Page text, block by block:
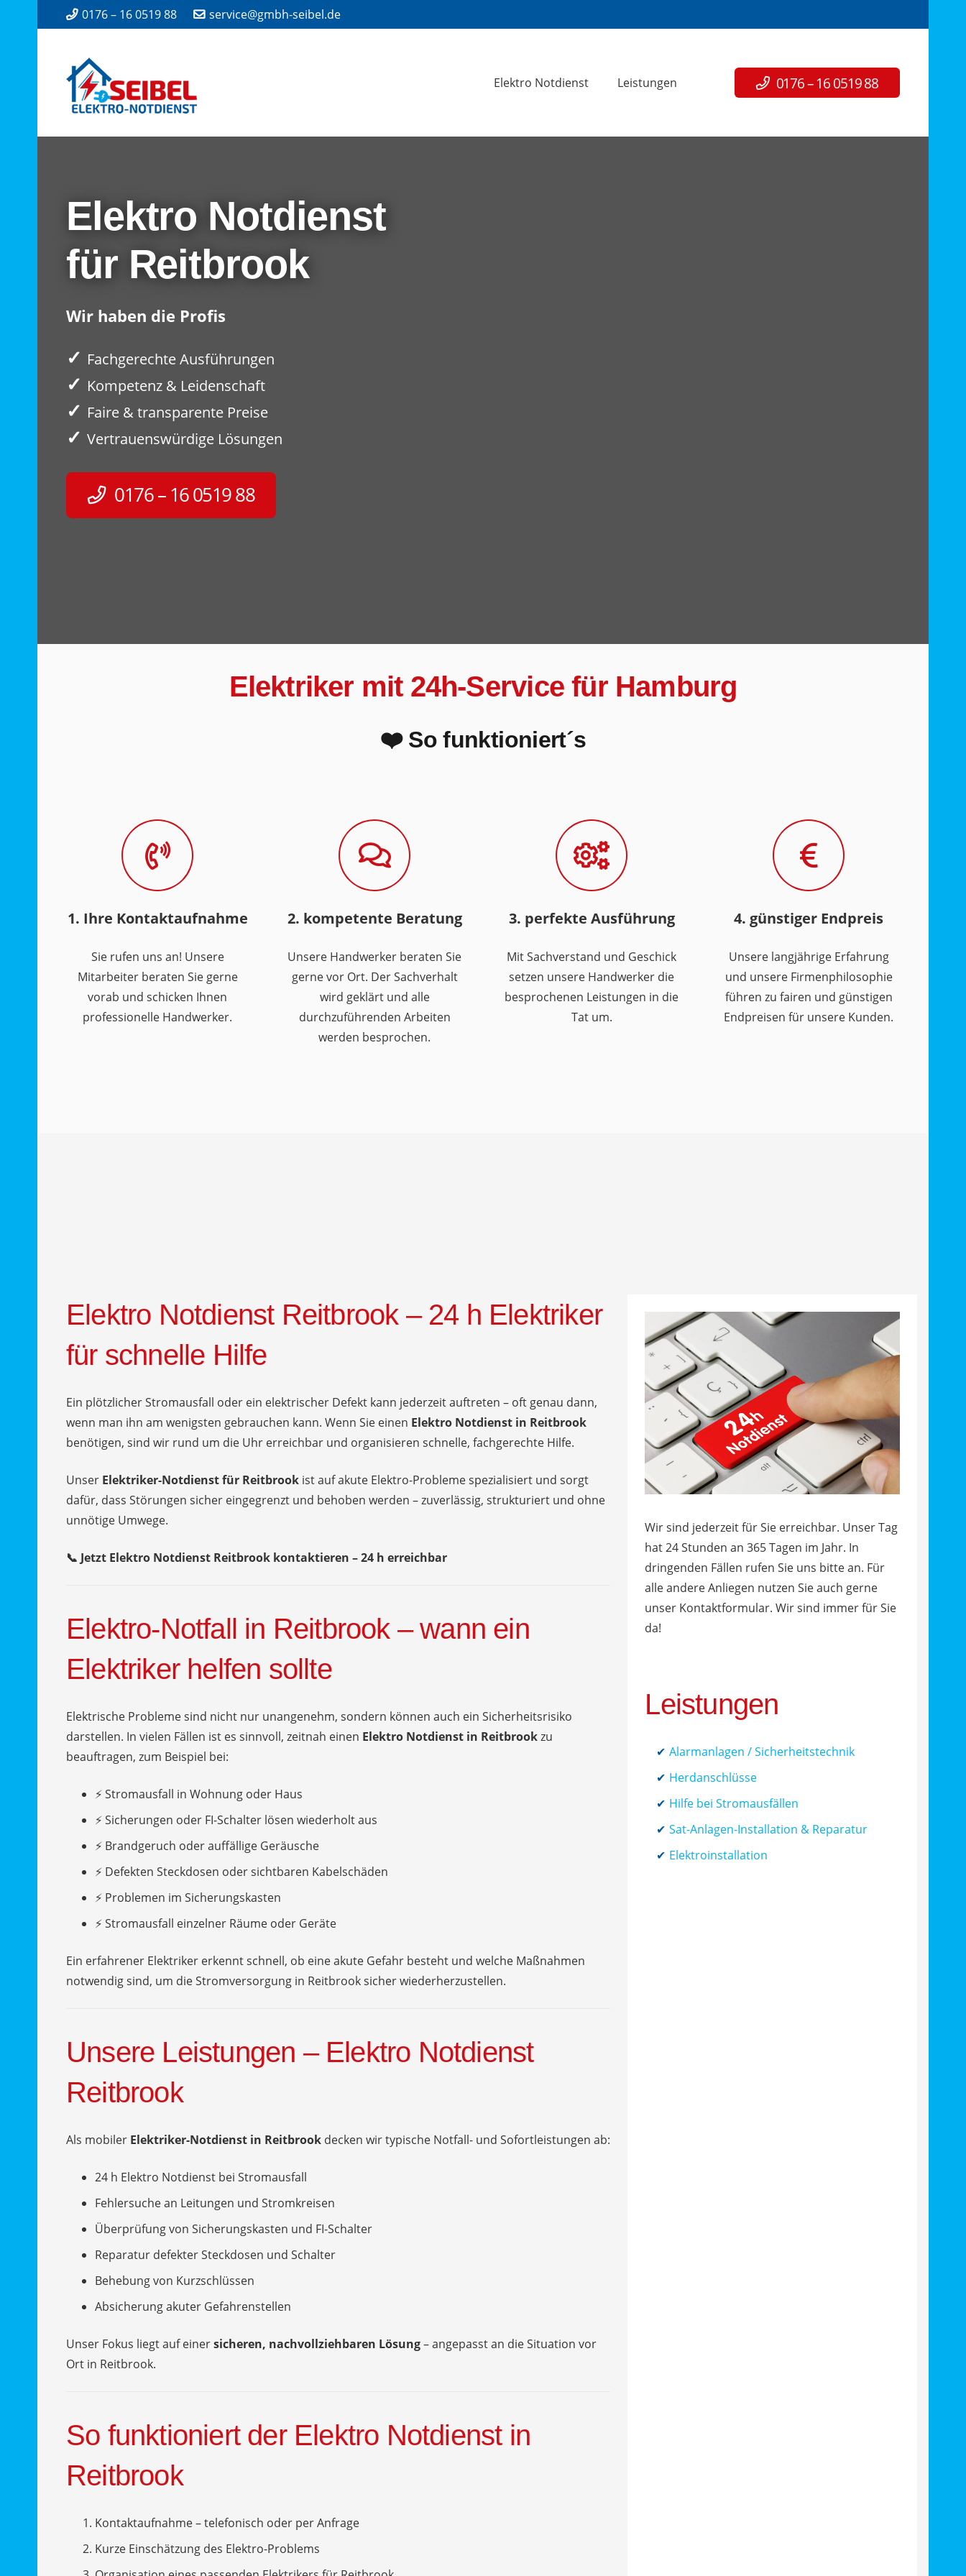
0176 – 16 0519 88 service@gmbh-seibel.de
Elektro Notdienst Leistungen 0176 – 16 0519 88
Elektro Notdienst
für Reitbrook
Wir haben die Profis
✓ Fachgerechte Ausführungen
✓ Kompetenz & Leidenschaft
✓ Faire & transparente Preise
✓ Vertrauenswürdige Lösungen
0176 – 16 0519 88
Elektriker mit 24h-Service für Hamburg
❤️ So funktioniert´s
1. Ihre Kontaktaufnahme
Sie rufen uns an! Unsere
Mitarbeiter beraten Sie gerne
vorab und schicken Ihnen
professionelle Handwerker.
2. kompetente Beratung
Unsere Handwerker beraten Sie
gerne vor Ort. Der Sachverhalt
wird geklärt und alle
durchzuführenden Arbeiten
werden besprochen.
3. perfekte Ausführung
Mit Sachverstand und Geschick
setzen unsere Handwerker die
besprochenen Leistungen in die
Tat um.
4. günstiger Endpreis
Unsere langjährige Erfahrung
und unsere Firmenphilosophie
führen zu fairen und günstigen
Endpreisen für unsere Kunden.
Elektro Notdienst Reitbrook – 24 h Elektriker
für schnelle Hilfe
Ein plötzlicher Stromausfall oder ein elektrischer Defekt kann jederzeit auftreten – oft genau dann,
wenn man ihn am wenigsten gebrauchen kann. Wenn Sie einen Elektro Notdienst in Reitbrook
benötigen, sind wir rund um die Uhr erreichbar und organisieren schnelle, fachgerechte Hilfe.
Unser Elektriker-Notdienst für Reitbrook ist auf akute Elektro-Probleme spezialisiert und sorgt
dafür, dass Störungen sicher eingegrenzt und behoben werden – zuverlässig, strukturiert und ohne
unnötige Umwege.
📞 Jetzt Elektro Notdienst Reitbrook kontaktieren – 24 h erreichbar
Elektro-Notfall in Reitbrook – wann ein
Elektriker helfen sollte
Elektrische Probleme sind nicht nur unangenehm, sondern können auch ein Sicherheitsrisiko
darstellen. In vielen Fällen ist es sinnvoll, zeitnah einen Elektro Notdienst in Reitbrookzu
beauftragen, zum Beispiel bei:
⚡ Stromausfall in Wohnung oder Haus
⚡ Sicherungen oder FI-Schalter lösen wiederholt aus
⚡ Brandgeruch oder auffällige Geräusche
⚡ Defekten Steckdosen oder sichtbaren Kabelschäden
⚡ Problemen im Sicherungskasten
⚡ Stromausfall einzelner Räume oder Geräte
Ein erfahrener Elektriker erkennt schnell, ob eine akute Gefahr besteht und welche Maßnahmen
notwendig sind, um die Stromversorgung in Reitbrook sicher wiederherzustellen.
Unsere Leistungen – Elektro Notdienst
Reitbrook
Als mobiler Elektriker-Notdienst in Reitbrook decken wir typische Notfall- und Sofortleistungen ab:
24 h Elektro Notdienst bei Stromausfall
Fehlersuche an Leitungen und Stromkreisen
Überprüfung von Sicherungskasten und FI-Schalter
Reparatur defekter Steckdosen und Schalter
Behebung von Kurzschlüssen
Absicherung akuter Gefahrenstellen
Unser Fokus liegt auf einersicheren, nachvollziehbaren Lösung– angepasst an die Situation vor
Ort in Reitbrook.
So funktioniert der Elektro Notdienst in
Reitbrook
Kontaktaufnahme – telefonisch oder per Anfrage
Kurze Einschätzung des Elektro-Problems
Wir sind jederzeit für Sie erreichbar. Unser Tag
hat 24 Stunden an 365 Tagen im Jahr. In
dringenden Fällen rufen Sie uns bitte an. Für
alle andere Anliegen nutzen Sie auch gerne
unser Kontaktformular. Wir sind immer für Sie
da!
Leistungen
Alarmanlagen / Sicherheitstechnik
Herdanschlüsse
Hilfe bei Stromausfällen
Sat-Anlagen-Installation & Reparatur
Elektroinstallation